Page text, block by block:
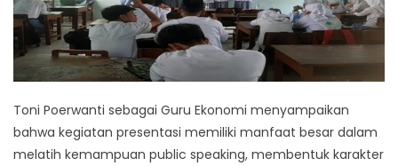
Toni Poerwanti sebagai Guru Ekonomi menyampaikan
bahwa kegiatan presentasi memiliki manfaat besar dalam
melatih kemampuan public speaking, membentuk karakter